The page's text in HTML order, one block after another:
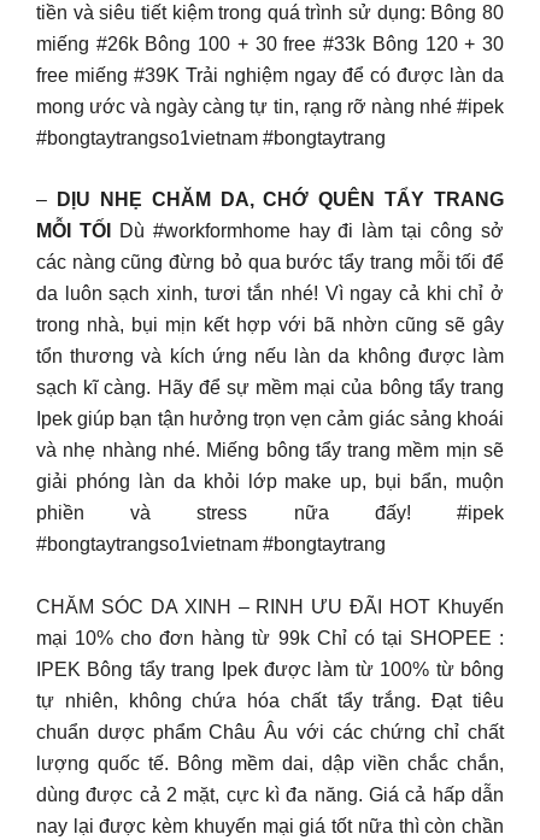
tiền và siêu tiết kiệm trong quá trình sử dụng: Bông 80
miếng #26k Bông 100 + 30 free #33k Bông 120 + 30
free miếng #39K Trải nghiệm ngay để có được làn da
mong ước và ngày càng tự tin, rạng rỡ nàng nhé #ipek
#bongtaytrangso1vietnam #bongtaytrang
–
DỊU NHẸ CHĂM DA, CHỚ QUÊN TẨY TRANG
MỖI TỐI
Dù #workformhome hay đi làm tại công sở
các nàng cũng đừng bỏ qua bước tẩy trang mỗi tối để
da luôn sạch xinh, tươi tắn nhé! Vì ngay cả khi chỉ ở
trong nhà, bụi mịn kết hợp với bã nhờn cũng sẽ gây
tổn thương và kích ứng nếu làn da không được làm
sạch kĩ càng. Hãy để sự mềm mại của bông tẩy trang
Ipek giúp bạn tận hưởng trọn vẹn cảm giác sảng khoái
và nhẹ nhàng nhé. Miếng bông tẩy trang mềm mịn sẽ
giải phóng làn da khỏi lớp make up, bụi bẩn, muộn
phiền và stress nữa đấy! #ipek
#bongtaytrangso1vietnam #bongtaytrang
CHĂM SÓC DA XINH – RINH ƯU ĐÃI HOT Khuyến
mại 10% cho đơn hàng từ 99k Chỉ có tại SHOPEE :
IPEK Bông tẩy trang Ipek được làm từ 100% từ bông
tự nhiên, không chứa hóa chất tẩy trắng. Đạt tiêu
chuẩn dược phẩm Châu Âu với các chứng chỉ chất
lượng quốc tế. Bông mềm dai, dập viền chắc chắn,
dùng được cả 2 mặt, cực kì đa năng. Giá cả hấp dẫn
nay lại được kèm khuyến mại giá tốt nữa thì còn chần